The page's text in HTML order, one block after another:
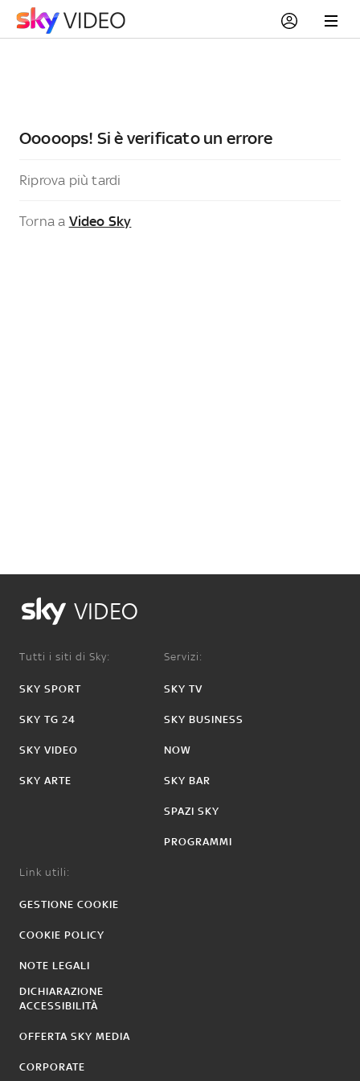
Ooooops! Si è verificato un errore
Riprova più tardi
Torna a Video Sky
VIDEO
Tutti i siti di Sky:
SKY SPORT
SKY TG 24
SKY VIDEO
SKY ARTE
Servizi:
SKY TV
SKY BUSINESS
NOW
SKY BAR
SPAZI SKY
PROGRAMMI
Link utili:
GESTIONE COOKIE
COOKIE POLICY
NOTE LEGALI
DICHIARAZIONE
ACCESSIBILITÀ
OFFERTA SKY MEDIA
CORPORATE